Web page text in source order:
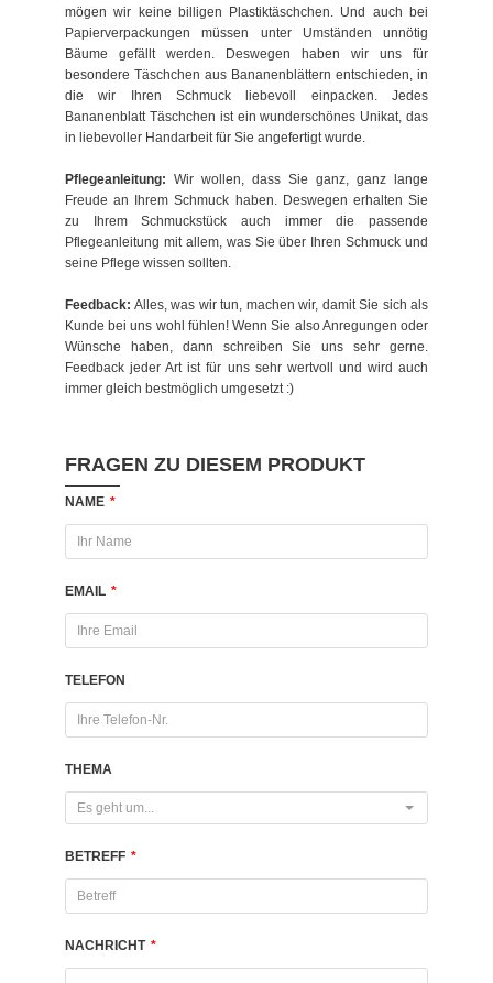
FRAGEN ZU DIESEM PRODUKT
NAME *
EMAIL *
TELEFON
THEMA
Es geht um...
BETREFF *
NACHRICHT *
mögen wir keine billigen Plastiktäschchen. Und auch bei
Papierverpackungen müssen unter Umständen unnötig
Bäume gefällt werden. Deswegen haben wir uns für
besondere Täschchen aus Bananenblättern entschieden, in
die wir Ihren Schmuck liebevoll einpacken. Jedes
Bananenblatt Täschchen ist ein wunderschönes Unikat, das
in liebevoller Handarbeit für Sie angefertigt wurde.
Pflegeanleitung: Wir wollen, dass Sie ganz, ganz lange
Freude an Ihrem Schmuck haben. Deswegen erhalten Sie
zu Ihrem Schmuckstück auch immer die passende
Pflegeanleitung mit allem, was Sie über Ihren Schmuck und
seine Pflege wissen sollten.
Feedback: Alles, was wir tun, machen wir, damit Sie sich als
Kunde bei uns wohl fühlen! Wenn Sie also Anregungen oder
Wünsche haben, dann schreiben Sie uns sehr gerne.
Feedback jeder Art ist für uns sehr wertvoll und wird auch
immer gleich bestmöglich umgesetzt :)